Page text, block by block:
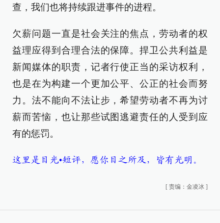
查，我们也将持续跟进事件的进程。
欠薪问题一直是社会关注的焦点，劳动者的权
益理应得到合理合法的保障。捍卫公共利益是
新闻媒体的职责，记者行使正当的采访权利，
也是在为构建一个更加公平、公正的社会而努
力。法不能向不法让步，希望劳动者不再为讨
薪而苦恼，也让那些试图逃避责任的人受到应
有的惩罚。
这里是目光•短评，愿你目之所及，皆有光明。
[ 责编：金凌冰 ]